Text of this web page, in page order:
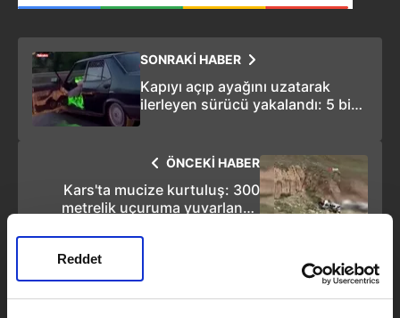
Reddet
SONRAKİ HABER
Kapıyı açıp ayağını uzatarak
ilerleyen sürücü yakalandı: 5 bin
ÖNCEKİ HABER
Kars'ta mucize kurtuluş: 300
metrelik uçuruma yuvarlanan